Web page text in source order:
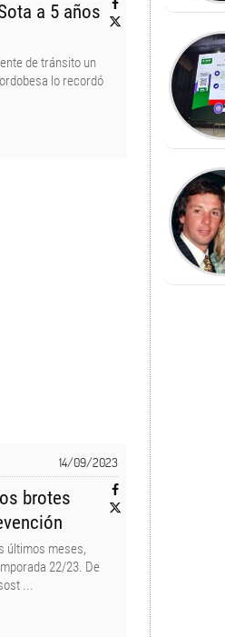
a 5 años
de tránsito un
lo recordó
14/09/2023
brotes
últimos meses,
22/23. De
...